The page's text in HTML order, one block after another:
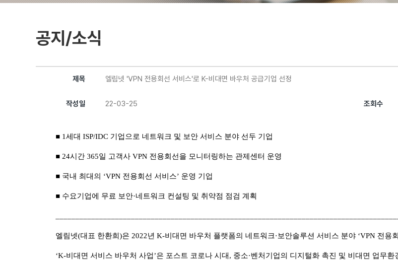
공지/소식
제목 엘림넷 'VPN 전용회선 서비스'로 K-비대면 바우처 공급기업 선정
작성일 22-03-25 조회수
■ 1세대 ISP/IDC 기업으로 네트워크 및 보안 서비스 분야 선두 기업
■ 24시간 365일 고객사 VPN 전용회선을 모니터링하는 관제센터 운영
■ 국내 최대의 ‘VPN 전용회선 서비스’ 운영 기업
■ 수요기업에 무료 보안·네트워크 컨설팅 및 취약점 점검 계획
엘림넷(대표 한환희)은 2022년 K-비대면 바우처 플랫폼의 네트워크·보안솔루션 서비스 분야 ‘VPN 전용
‘K-비대면 서비스 바우처 사업’은 포스트 코로나 시대, 중소·벤처기업의 디지털화 촉진 및 비대면 업무